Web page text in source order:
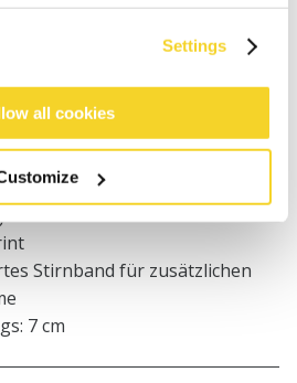
Settings
all cookies
Stirnband für zusätzlichen
7 cm